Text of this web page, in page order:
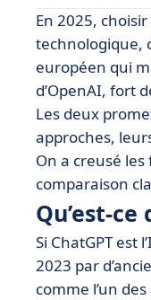
• Qu’est-ce
• Qu’est-ce
• Mistral IA
• Mistral IA
• Mistral IA
• Mistral IA
• Quand
• Ce qu’il y
• FAQ sur
En 2025,
technologique,
européen qui
d’OpenAI, fort
Les deux
approches,
On a creusé
comparaison
Qu’est-
Si ChatGPT est
2023 par
comme l’un